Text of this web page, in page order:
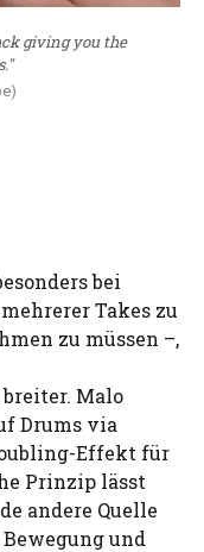
giving you the
bei
Takes zu
zu müssen –,
Malo
Drums via
Effekt für
Prinzip lässt
andere Quelle
und